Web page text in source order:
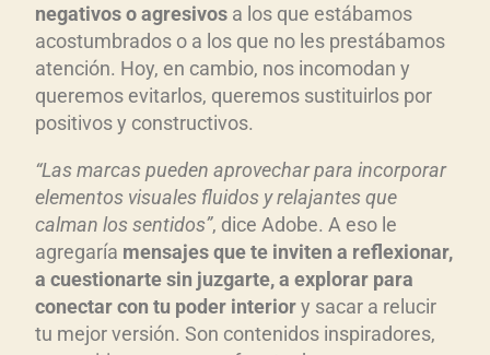
negativos o agresivos a los que estábamos
acostumbrados o a los que no les prestábamos
atención. Hoy, en cambio, nos incomodan y
queremos evitarlos, queremos sustituirlos por
positivos y constructivos.
“Las marcas pueden aprovechar para incorporar
elementos visuales fluidos y relajantes que
calman los sentidos”, dice Adobe. A eso le
agregaría mensajes que te inviten a reflexionar,
a cuestionarte sin juzgarte, a explorar para
conectar con tu poder interiory sacar a relucir
tu mejor versión. Son contenidos inspiradores,